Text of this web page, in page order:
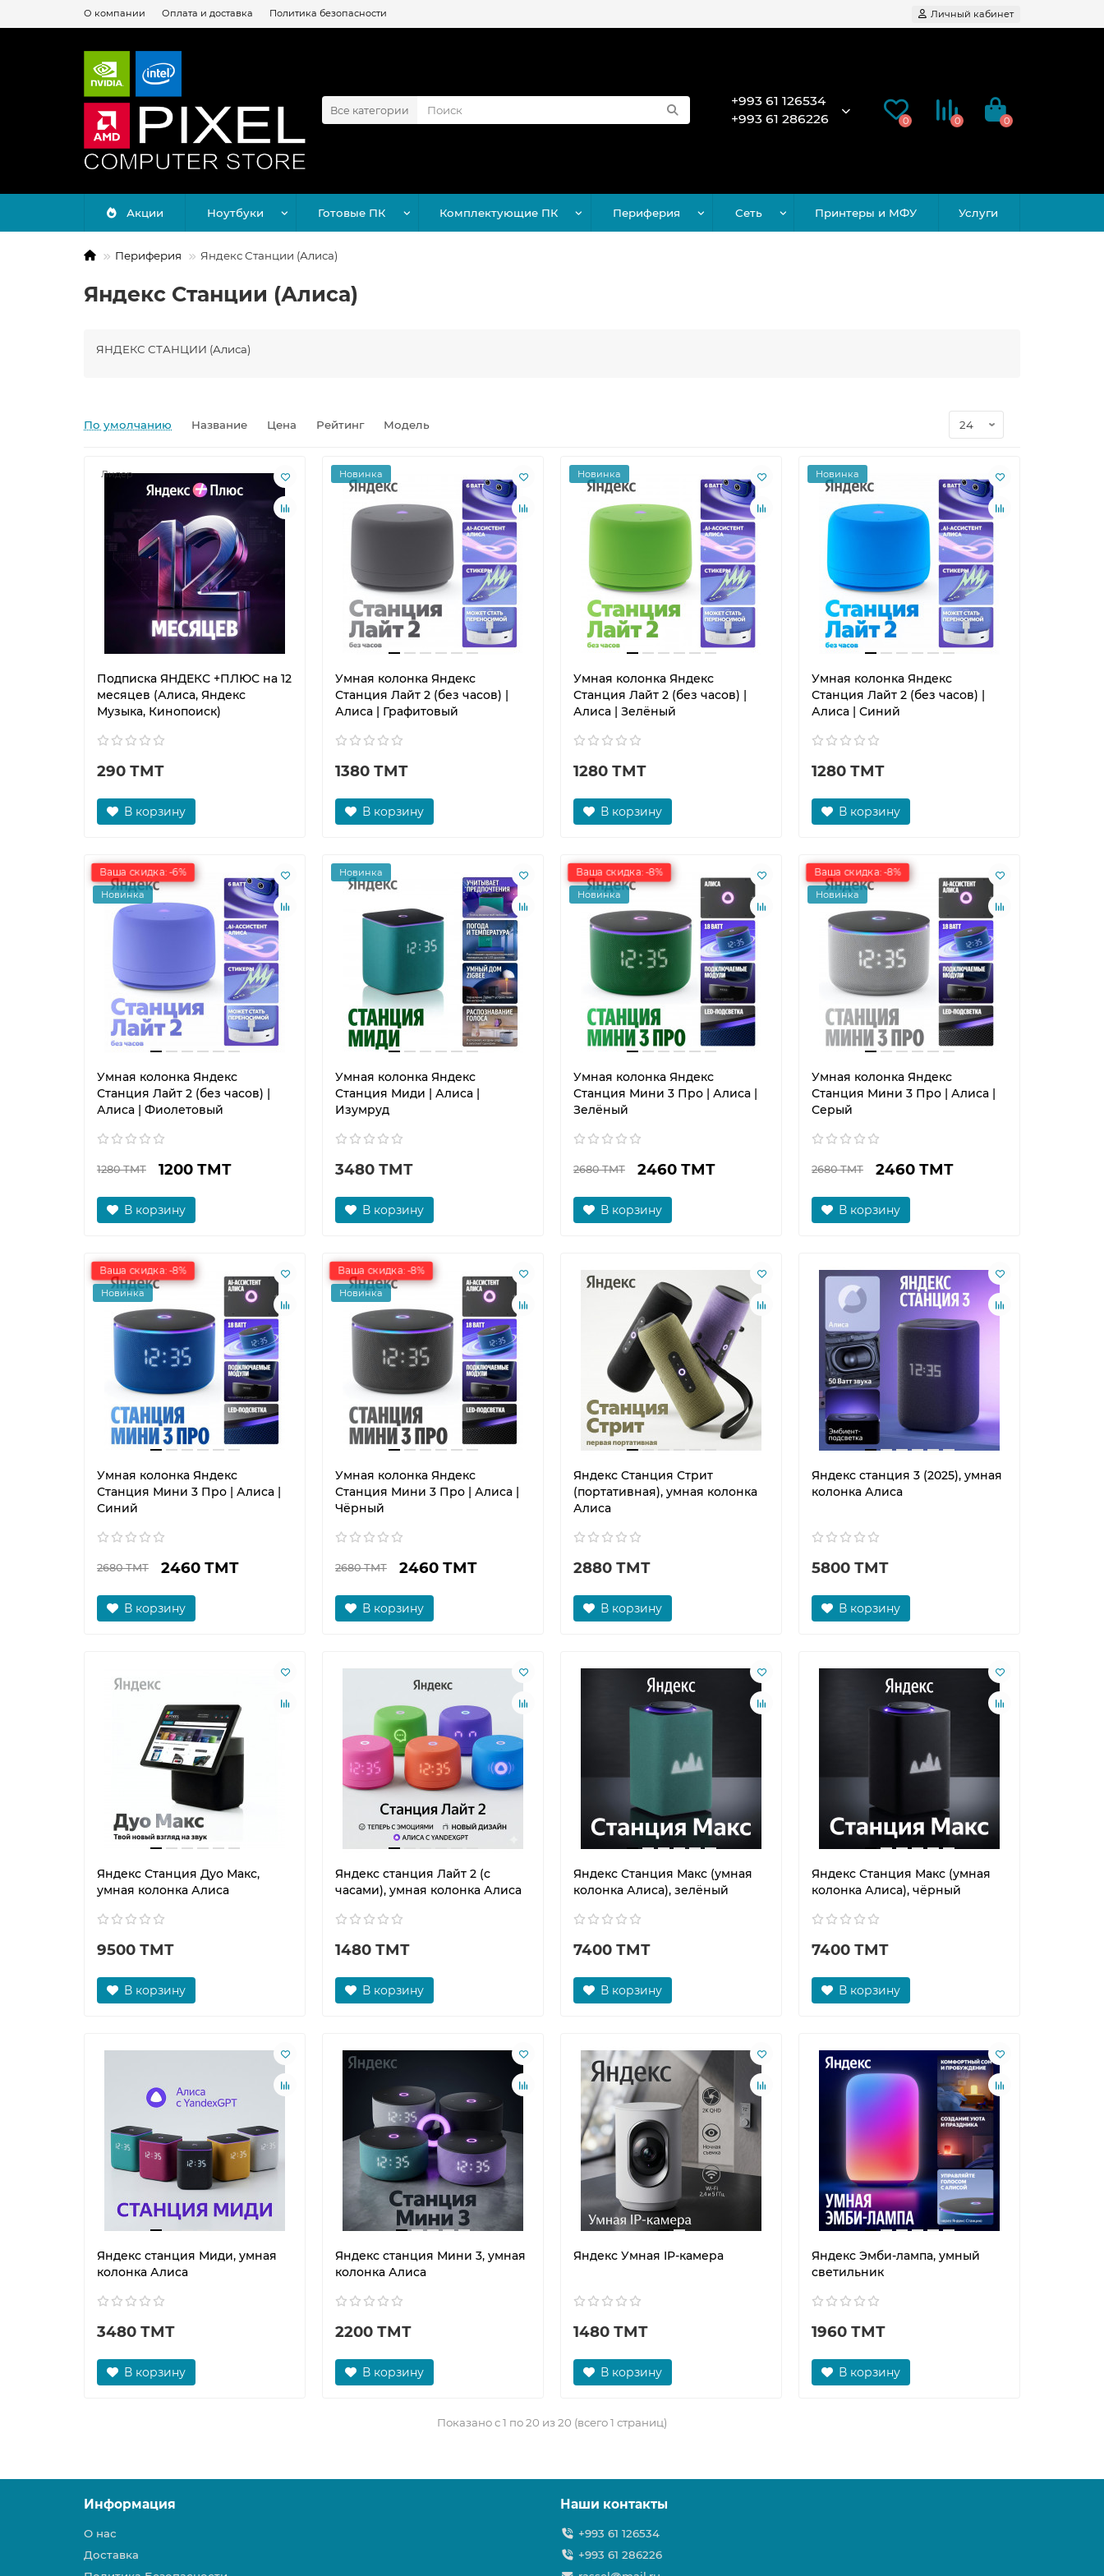
О компании Оплата и доставка Политика безопасности Личный кабинет
Все категории
+993 61 126534
+993 61 286226
0 0 0
Акции Ноутбуки Готовые ПК Комплектующие ПК Периферия Сеть Принтеры и МФУ Услуги
Периферия Яндекс Станции (Алиса)
Яндекс Станции (Алиса)
ЯНДЕКС СТАНЦИИ (Алиса)
По умолчанию Название Цена Рейтинг Модель
Лидер
Подписка ЯНДЕКС +ПЛЮС на 12
месяцев (Алиса, Яндекс
Музыка, Кинопоиск)
290 ТМТ
В корзину
Новинка
Умная колонка Яндекс
Станция Лайт 2 (без часов) |
Алиса | Графитовый
1380 ТМТ
В корзину
Новинка
Умная колонка Яндекс
Станция Лайт 2 (без часов) |
Алиса | Зелёный
1280 ТМТ
В корзину
Новинка
Умная колонка Яндекс
Станция Лайт 2 (без часов) |
Алиса | Синий
1280 ТМТ
В корзину
Ваша скидка: -6%
Новинка
Умная колонка Яндекс
Станция Лайт 2 (без часов) |
Алиса | Фиолетовый
1280 ТМТ 1200 ТМТ
В корзину
Новинка
Умная колонка Яндекс
Станция Миди | Алиса |
Изумруд
3480 ТМТ
В корзину
Ваша скидка: -8%
Новинка
Умная колонка Яндекс
Станция Мини 3 Про | Алиса |
Зелёный
2680 ТМТ 2460 ТМТ
В корзину
Ваша скидка: -8%
Новинка
Умная колонка Яндекс
Станция Мини 3 Про | Алиса |
Серый
2680 ТМТ 2460 ТМТ
В корзину
Ваша скидка: -8%
Новинка
Умная колонка Яндекс
Станция Мини 3 Про | Алиса |
Синий
2680 ТМТ 2460 ТМТ
В корзину
Ваша скидка: -8%
Новинка
Умная колонка Яндекс
Станция Мини 3 Про | Алиса |
Чёрный
2680 ТМТ 2460 ТМТ
В корзину
Яндекс Cтанция Стрит
(портативная), умная колонка
Алиса
2880 ТМТ
В корзину
Яндекс станция 3 (2025), умная
колонка Алиса
5800 ТМТ
В корзину
Яндекс Станция Дуо Макс,
умная колонка Алиса
9500 ТМТ
В корзину
Яндекс станция Лайт 2 (с
часами), умная колонка Алиса
1480 ТМТ
В корзину
Яндекс Станция Макс (умная
колонка Алиса), зелёный
7400 ТМТ
В корзину
Яндекс Станция Макс (умная
колонка Алиса), чёрный
7400 ТМТ
В корзину
Яндекс станция Миди, умная
колонка Алиса
3480 ТМТ
В корзину
Яндекс станция Мини 3, умная
колонка Алиса
2200 ТМТ
В корзину
Яндекс Умная IP-камера
1480 ТМТ
В корзину
Яндекс Эмби-лампа, умный
светильник
1960 ТМТ
В корзину
Показано с 1 по 20 из 20 (всего 1 страниц)
Информация
О нас
Доставка
Наши контакты
+993 61 126534
+993 61 286226